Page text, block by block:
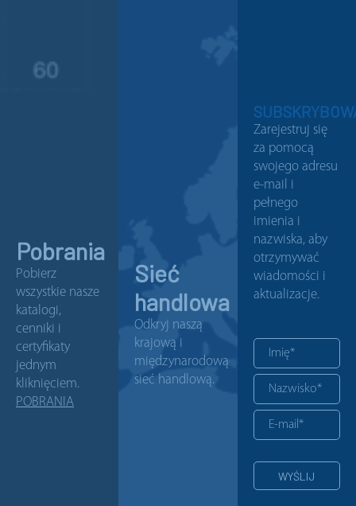
Pobrania
Pobierz
wszystkie nasze
katalogi,
cenniki i
certyfikaty
jednym
kliknięciem.
POBRANIA
Sieć
handlowa
Odkryj naszą
krajową i
międzynarodową
sieć handlową.
Zarejestruj się
za pomocą
swojego adresu
e-mail i
pełnego
imienia i
nazwiska, aby
otrzymywać
wiadomości i
aktualizacje.